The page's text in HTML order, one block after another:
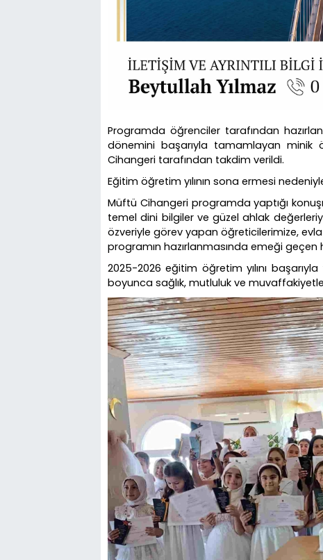
Programda öğrenciler tarafından
dönemini başarıyla tamamlayan minik
Cihangeri tarafından takdim verildi.
Eğitim öğretim yılının sona ermesi
Müftü Cihangeri programda yaptığı
temel dini bilgiler ve güzel ahlak
özveriyle görev yapan öğreticilerimize,
programın hazırlanmasında emeği geçen
2025-2026 eğitim öğretim yılını
boyunca sağlık, mutluluk ve